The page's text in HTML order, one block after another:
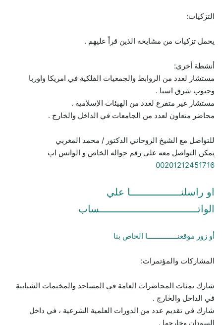
التزكيات:
يحمل تزكيات من مشايخه الذين قرأ عليهم .
أنشطة أخرى:
مستشار لعدد من الروابط والجمعيات الفلكية في امريكا واوربا
وجنوب شرق اسيا .
مستشار غير متفرغ لعدد من الهيئات الإسلامية .
محاضر متعاون لعدد من الجامعات في الداخل والخارج .
للتواصل مع الشيخ الروحاني الدكتور / محمد المغربي
يمكن التواصل معه على رقم جواله الخاص و الواتس اب
00201212451716
او راسلنـــــــــــــــــا علي
الواتـــــــــــــــــــــــــــــــــساب
أو زور موقعنـــــــــــــــا الخاص بنا
المشاركات والمؤتمرات:
شارك بمئات المحاضرات العامة في المساجد والمخيمات الشبابية
في الداخل والخارج .
شارك في تقديم عدد من الدورات العلمية الشرعية ، في داخل
السودان وخارجها .